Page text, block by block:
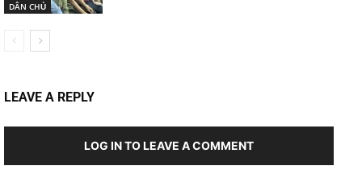
DÂN CHỦ
LEAVE A REPLY
LOG IN TO LEAVE A COMMENT